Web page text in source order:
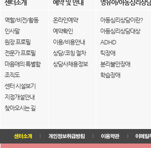
센터소개 예약 및 안내 영유아/아동심리상담
역할/비전/활동
인사말
원장 프로필
전문가 프로필
마음애의 특별함
조직도
센터 시설보기
지점개설안내
찾아오시는 길
온라인예약
예약확인
이용/비용안내
상담/코칭 절차
상담사채용정보
아동심리상담이란?
아동심리상담대상
ADHD
틱장애
분리불안장애
학습장애